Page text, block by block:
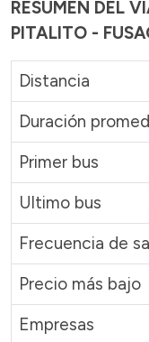
RESUMEN DEL
PITALITO -
Distancia
Duración
Primer bus
Ultimo bus
Frecuencia de
Precio más bajo
Empresas